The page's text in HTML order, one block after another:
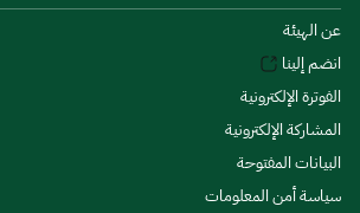
عن الهيئة
انضم إلينا
الفوترة الإلكترونية
المشاركة الإلكترونية
البيانات المفتوحة
سياسة أمن المعلومات